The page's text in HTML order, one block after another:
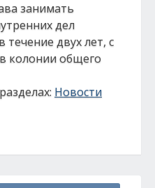
занимать
дел
двух лет, с
колонии общего
Новости